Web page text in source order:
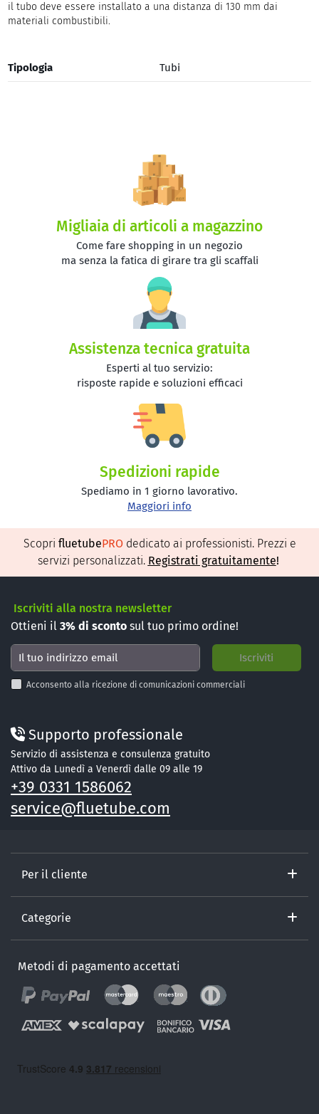
il tubo deve essere installato a una distanza di 130 mm dai
materiali combustibili.
Tipologia Tubi
Migliaia di articoli a magazzino
Come fare shopping in un negozio
ma senza la fatica di girare tra gli scaffali
Assistenza tecnica gratuita
Esperti al tuo servizio:
risposte rapide e soluzioni efficaci
Spedizioni rapide
Spediamo in 1 giorno lavorativo.
Maggiori info
Scopri fluetubePRO dedicato ai professionisti. Prezzi e
servizi personalizzati. Registrati gratuitamente!
Iscriviti alla nostra newsletter
Ottieni il 3% di sconto sul tuo primo ordine!
Acconsento alla ricezione di comunicazioni commerciali
Supporto professionale
Servizio di assistenza e consulenza gratuito
Attivo da Lunedì a Venerdì dalle 09 alle 19
+39 0331 1586062
service@fluetube.com
Per il cliente
Categorie
Metodi di pagamento accettati